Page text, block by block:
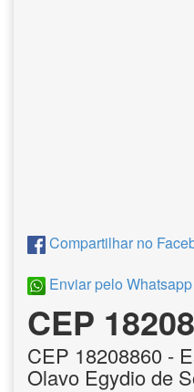
Compartilhar no
Enviar pelo Whatsapp
CEP
CEP 18208860 -
Olavo Egydio de